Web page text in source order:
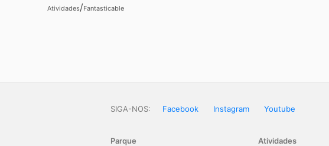
Atividades/Fantasticable
SIGA-NOS: Facebook Instagram Youtube
Parque
Atividades